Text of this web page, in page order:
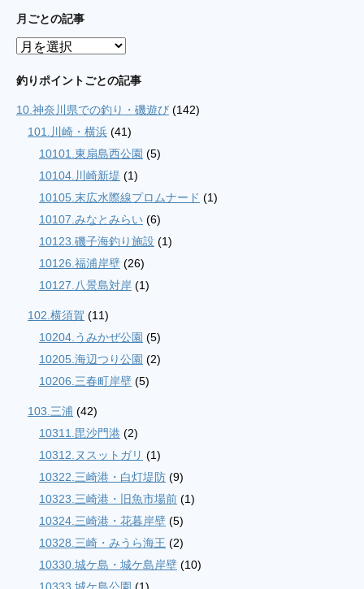
月ごとの記事
月
と
記
釣りポイントごとの記事
10.神奈川県での釣り・磯遊び (142)
101.川崎・横浜 (41)
10101.東扇島西公園 (5)
10104.川崎新堤 (1)
10105.末広水際線プロムナード (1)
10107.みなとみらい (6)
10123.磯子海釣り施設 (1)
10126.福浦岸壁 (26)
10127.八景島対岸 (1)
102.横須賀 (11)
10204.うみかぜ公園 (5)
10205.海辺つり公園 (2)
10206.三春町岸壁 (5)
103.三浦 (42)
10311.毘沙門港 (2)
10312.ヌスットガリ (1)
10322.三崎港・白灯堤防 (9)
10323.三崎港・旧魚市場前 (1)
10324.三崎港・花暮岸壁 (5)
10328.三崎・みうら海王 (2)
10330.城ケ島・城ケ島岸壁 (10)